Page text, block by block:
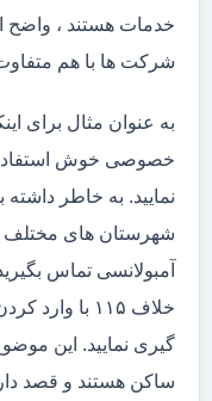
خدمات هستند ، واضح
شرکت ها با هم
به عنوان مثال برای
خصوصی خوش استفاده
نمایید. به خاطر داشته
شهرستان های مختلف
آمبولانسی تماس
خلاف ۱۱۵ با
گیری نمایید. این